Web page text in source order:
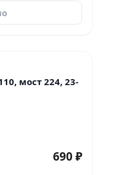
мост 224, 23-
690 ₽